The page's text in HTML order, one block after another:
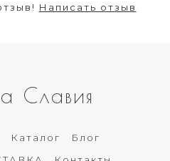
Написать отзыв
Славия
Каталог
Блог